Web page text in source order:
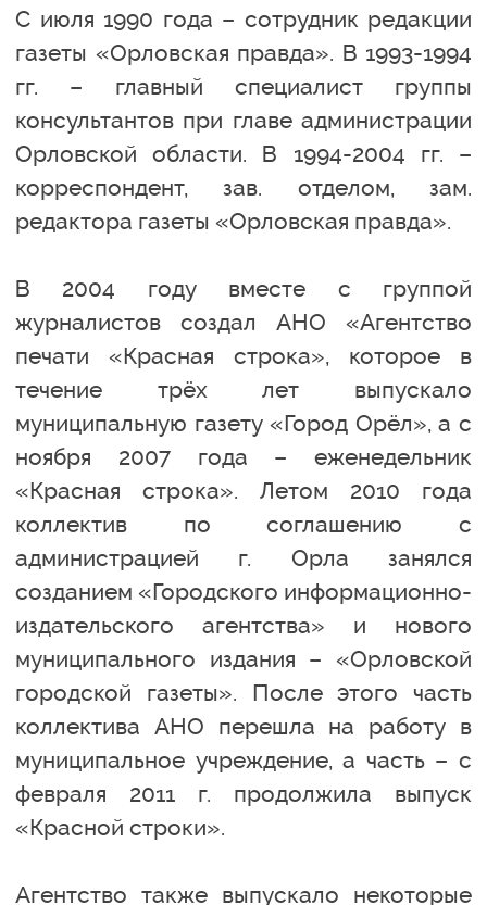
С июля 1990 года – сотрудник редакции
газеты «Орловская правда». В 1993-1994
гг. – главный специалист группы
консультантов при главе администрации
Орловской области. В 1994-2004 гг. –
корреспондент, зав. отделом, зам.
редактора газеты «Орловская правда».
В 2004 году вместе с группой
журналистов создал АНО «Агентство
печати «Красная строка», которое в
течение трёх лет выпускало
муниципальную газету «Город Орёл», а с
ноября 2007 года – еженедельник
«Красная строка». Летом 2010 года
коллектив по соглашению с
администрацией г. Орла занялся
созданием «Городского информационно-
издательского агентства» и нового
муниципального издания – «Орловской
городской газеты». После этого часть
коллектива АНО перешла на работу в
муниципальное учреждение, а часть – с
февраля 2011 г. продолжила выпуск
«Красной строки».
Агентство также выпускало некоторые